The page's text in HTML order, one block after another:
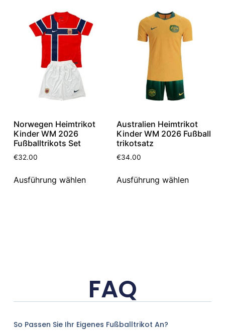
Norwegen Heimtrikot
Kinder WM 2026
Fußballtrikots Set
€32.00
Ausführung wählen
Australien Heimtrikot
Kinder WM 2026 Fußball
trikotsatz
€34.00
Ausführung wählen
FAQ
So Passen Sie Ihr Eigenes Fußballtrikot An?